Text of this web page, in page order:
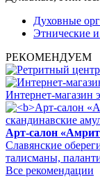
Духовные
Этнические
РЕКОМЕНДУЕМ
Интернет-магазин
Арт-салон
Славянские
талисманы,
Все рекомендации